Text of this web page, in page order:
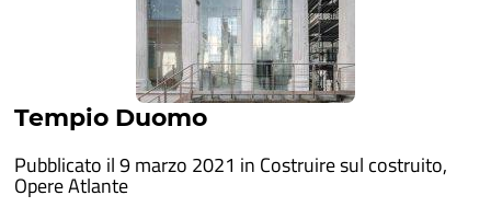
Tempio Duomo
Pubblicato il 9 marzo 2021 in Costruire sul costruito,
Opere Atlante